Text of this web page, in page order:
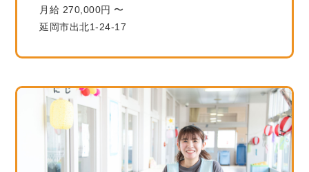
月給 270,000円 〜
延岡市出北1-24-17